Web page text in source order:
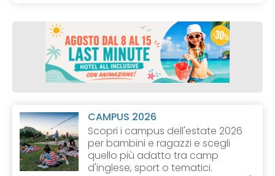
CAMPUS 2026
Scopri i campus dell'estate 2026
per bambini e ragazzi e scegli
quello più adatto tra camp
d'inglese, sport o tematici.